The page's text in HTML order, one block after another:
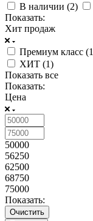
В наличии (2)
Показать:
Хит продаж
Премиум класс (1
ХИТ (1)
Показать все
Показать:
Цена
50000
56250
62500
68750
75000
Показать:
Очистить